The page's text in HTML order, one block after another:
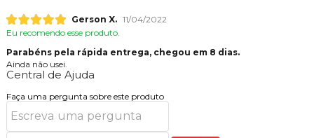
Gerson X. 11/04/2022
Eu recomendo esse produto.
Parabéns pela rápida entrega, chegou em 8 dias.
Ainda não usei.
Central de Ajuda
Faça uma pergunta sobre este produto